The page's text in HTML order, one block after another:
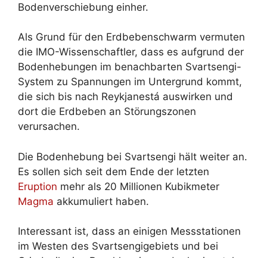
Bodenverschiebung einher.
Als Grund für den Erdbebenschwarm vermuten
die IMO-Wissenschaftler, dass es aufgrund der
Bodenhebungen im benachbarten Svartsengi-
System zu Spannungen im Untergrund kommt,
die sich bis nach Reykjanestá auswirken und
dort die Erdbeben an Störungszonen
verursachen.
Die Bodenhebung bei Svartsengi hält weiter an.
Es sollen sich seit dem Ende der letzten
Eruption mehr als 20 Millionen Kubikmeter
Magma akkumuliert haben.
Interessant ist, dass an einigen Messstationen
im Westen des Svartsengigebiets und bei